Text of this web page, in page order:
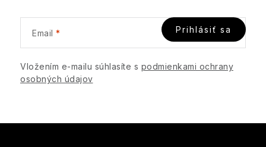
s
Email
Vložením e-mailu súhlasíte s podmienkami ochrany
osobných údajov
Prihlásiť sa